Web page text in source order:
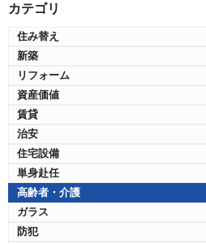
カテゴリ
住み替え
新築
リフォーム
資産価値
賃貸
治安
住宅設備
単身赴任
高齢者・介護
ガラス
防犯